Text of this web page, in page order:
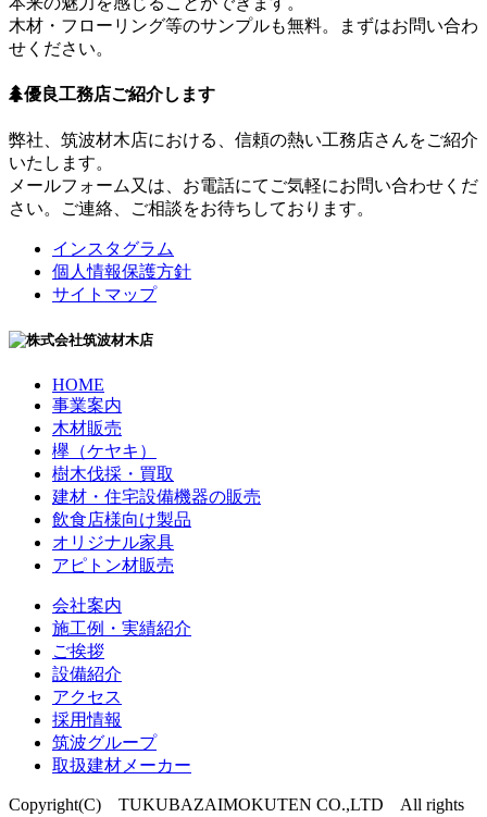
木材・フローリング等のサンプルも無料。まずはお問い合わ
せください。
優良工務店ご紹介します
弊社、筑波材木店における、信頼の熱い工務店さんをご紹介
いたします。
メールフォーム又は、お電話にてご気軽にお問い合わせくだ
さい。ご連絡、ご相談をお待ちしております。
インスタグラム
個人情報保護方針
サイトマップ
HOME
事業案内
木材販売
欅（ケヤキ）
樹木伐採・買取
建材・住宅設備機器の販売
飲食店様向け製品
オリジナル家具
アピトン材販売
会社案内
施工例・実績紹介
ご挨拶
設備紹介
アクセス
採用情報
筑波グループ
取扱建材メーカー
Copyright(C) TUKUBAZAIMOKUTEN CO.,LTD All rights